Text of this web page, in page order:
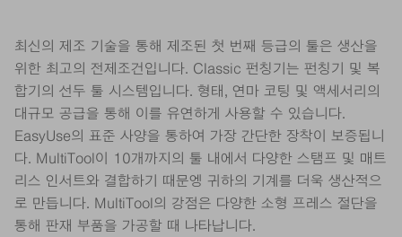
최신의 제조 기술을 통해 제조된 첫 번째 등급의 툴은 생산을
위한 최고의 전제조건입니다. Classic 펀칭기는 펀칭기 및 복
합기의 선두 툴 시스템입니다. 형태, 연마 코팅 및 액세서리의
대규모 공급을 통해 이를 유연하게 사용할 수 있습니다.
EasyUse의 표준 사양을 통하여 가장 간단한 장착이 보증됩니
다. MultiTool이 10개까지의 툴 내에서 다양한 스탬프 및 매트
리스 인서트와 결합하기 때문엥 귀하의 기계를 더욱 생산적으
로 만듭니다. MultiTool의 강점은 다양한 소형 프레스 절단을
통해 판재 부품을 가공할 때 나타납니다.